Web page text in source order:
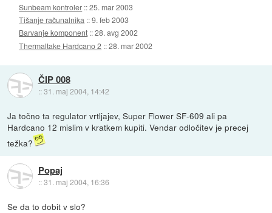
Sunbeam kontroler ::25. mar 2003
Tišanje računalnika ::9. feb 2003
Barvanje komponent ::28. avg 2002
Thermaltake Hardcano 2 ::28. mar 2002
ČIP 008
::31. maj 2004, 14:42
Ja točno ta regulator vrtljajev, Super Flower SF-609 ali pa
Hardcano 12 mislim v kratkem kupiti. Vendar odločitev je precej
težka?
Popaj
::31. maj 2004, 16:36
Se da to dobit v slo?